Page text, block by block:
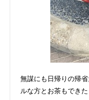
無謀にも日帰りの帰
ルな方とお茶もでき